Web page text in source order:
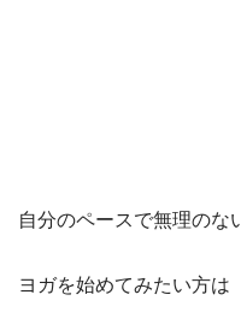
自分のペースで無理のな
ヨガを始めてみたい方は